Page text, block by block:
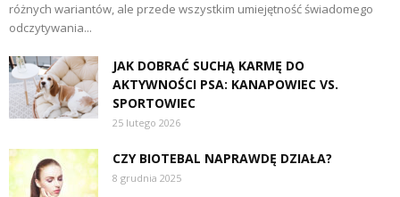
różnych wariantów, ale przede wszystkim umiejętność świadomego
odczytywania...
JAK DOBRAĆ SUCHĄ KARMĘ DO
AKTYWNOŚCI PSA: KANAPOWIEC VS.
SPORTOWIEC
25 lutego 2026
CZY BIOTEBAL NAPRAWDĘ DZIAŁA?
8 grudnia 2025